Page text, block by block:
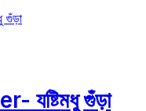
গুঁড়া